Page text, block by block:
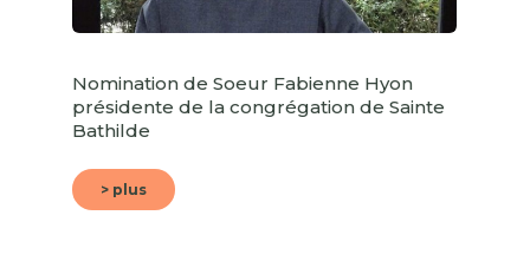
Nomination de Soeur Fabienne Hyon
présidente de la congrégation de Sainte
Bathilde
> plus